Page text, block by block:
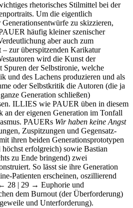
rhetorisches Stilmittel bei der
Um die eigentlich
zu skizzieren,
AUER häufig kleiner szenischer
aber auch zum
– zur überspitzenden Karikatur
wird die Kunst der
der Selbstironie, welche
und des Lachens produzieren und als
oder Selbstkritik die Autoren (die ja
Generation schließen)
ILLIES wie PAUER üben in diesem
an der eigenen Generation im Tonfall
PAUERs Wir haben keine Angst
Zuspitzungen und Gegensatz-
ihren beiden Generationsprototypen
erfolgreich) sowie Bastian
zu Ende bringend) zwei
So lässt sie ihre Generation
Patienten erscheinen, oszillierend
28 | 29 → Euphorie und
dem Burnout (der Überforderung)
und Unterforderung).